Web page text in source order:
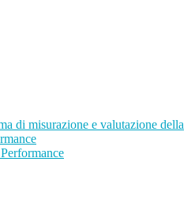
di misurazione e valutazione della